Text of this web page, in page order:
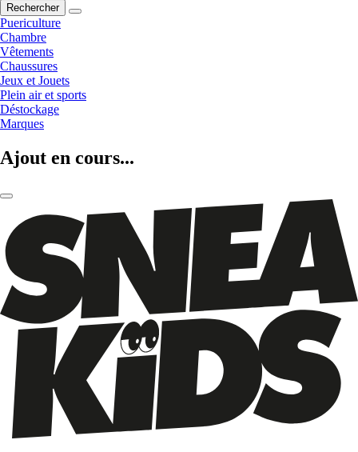
Rechercher
Puericulture
Chambre
Vêtements
Chaussures
Jeux et Jouets
Plein air et sports
Déstockage
Marques
Ajout en cours...